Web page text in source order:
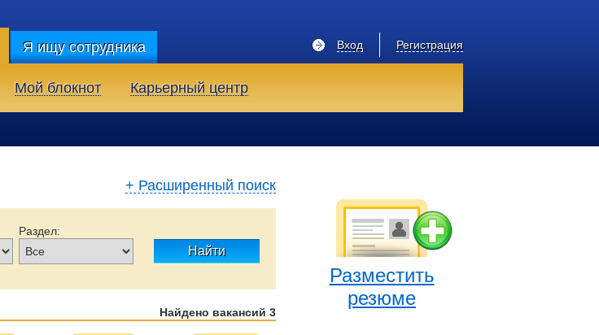
Я ищу сотрудника Регистрация
Вход
Мой блокнот Карьерный центр
+ Расширенный поиск
Раздел:
Найти
Опыт работы:
Найдено вакансий 3
Разместить
резюме